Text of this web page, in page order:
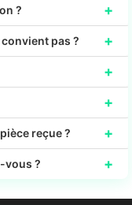
? +
pas ? +
+
+
reçue ? +
vous ? +